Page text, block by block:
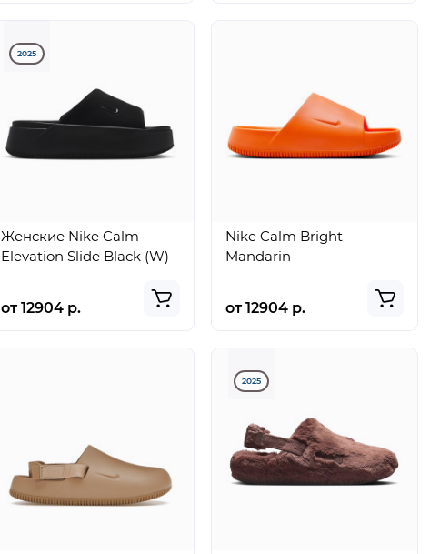
2025
Женские Nike Calm
Elevation Slide Black (W)
от 12904 р.
Nike Calm Bright
Mandarin
от 12904 р.
2025